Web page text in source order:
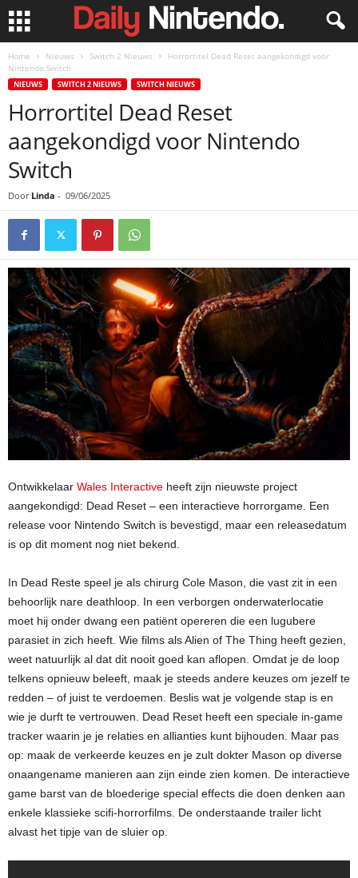
Home Nieuws Switch 2 Nieuws
Horrortitel Dead Reset aangekondigd voor
Nintendo Switch
NIEUWS SWITCH 2 NIEUWS SWITCH NIEUWS
Horrortitel Dead Reset
aangekondigd voor Nintendo
Switch
Door Linda - 09/06/2025
Ontwikkelaar Wales Interactive heeft zijn nieuwste project
aangekondigd: Dead Reset – een interactieve horrorgame. Een
release voor Nintendo Switch is bevestigd, maar een releasedatum
is op dit moment nog niet bekend.
In Dead Reste speel je als chirurg Cole Mason, die vast zit in een
behoorlijk nare deathloop. In een verborgen onderwaterlocatie
moet hij onder dwang een patiënt opereren die een lugubere
parasiet in zich heeft. Wie films als Alien of The Thing heeft gezien,
weet natuurlijk al dat dit nooit goed kan aflopen. Omdat je de loop
telkens opnieuw beleeft, maak je steeds andere keuzes om jezelf te
redden – of juist te verdoemen. Beslis wat je volgende stap is en
wie je durft te vertrouwen. Dead Reset heeft een speciale in-game
tracker waarin je je relaties en allianties kunt bijhouden. Maar pas
op: maak de verkeerde keuzes en je zult dokter Mason op diverse
onaangename manieren aan zijn einde zien komen. De interactieve
game barst van de bloederige special effects die doen denken aan
enkele klassieke scifi-horrorfilms. De onderstaande trailer licht
alvast het tipje van de sluier op.